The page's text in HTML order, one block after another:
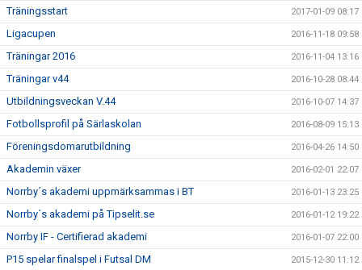
Träningsstart 2017-01-09 08:17
Ligacupen 2016-11-18 09:58
Träningar 2016 2016-11-04 13:16
Träningar v44 2016-10-28 08:44
Utbildningsveckan V.44 2016-10-07 14:37
Fotbollsprofil på Särlaskolan 2016-08-09 15:13
Föreningsdomarutbildning 2016-04-26 14:50
Akademin växer 2016-02-01 22:07
Norrby´s akademi uppmärksammas i BT 2016-01-13 23:25
Norrby´s akademi på Tipselit.se 2016-01-12 19:22
Norrby IF - Certifierad akademi 2016-01-07 22:00
P15 spelar finalspel i Futsal DM 2015-12-30 11:12